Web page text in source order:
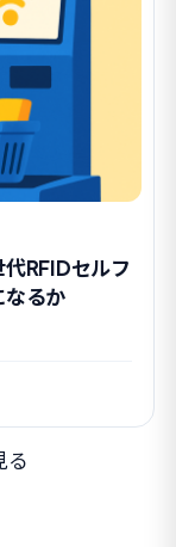
RFIDセルフ
なるか
る